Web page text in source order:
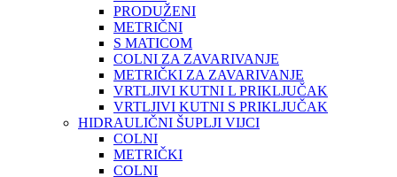
PRODUŽENI
METRIČNI
S MATICOM
COLNI ZA ZAVARIVANJE
METRIČKI ZA ZAVARIVANJE
VRTLJIVI KUTNI L PRIKLJUČAK
VRTLJIVI KUTNI S PRIKLJUČAK
HIDRAULIČNI ŠUPLJI VIJCI
COLNI
METRIČKI
COLNI